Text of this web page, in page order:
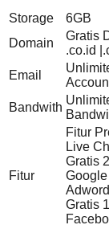
Storage 6GB
Domain
Gratis
.co.id
Email
Bandwith
Fitur
Fitur
Live
Gratis
Google
Gratis